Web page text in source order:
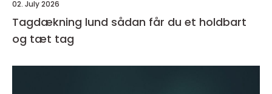
02. July 2026
Tagdækning lund sådan får du et holdbart
og tæt tag